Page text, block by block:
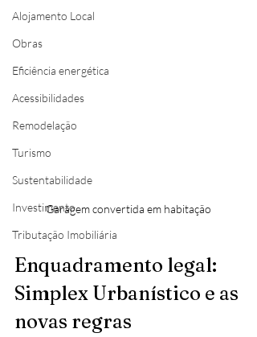
Alojamento Local
Obras
Eficiência energética
Acessibilidades
Remodelação
Turismo
Sustentabilidade
Investimento
Tributação Imobiliária
Garagem convertida em habitação
Enquadramento legal:
Simplex Urbanístico e as
novas regras